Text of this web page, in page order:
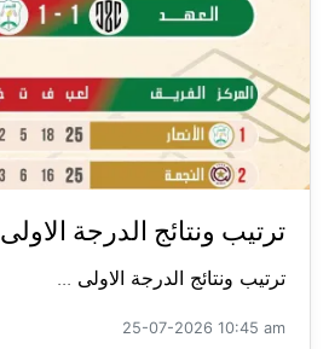
ترتيب ونتائج الدرجة الاولى
ترتيب ونتائج الدرجة الاولى ...
25-07-2026 10:45 am